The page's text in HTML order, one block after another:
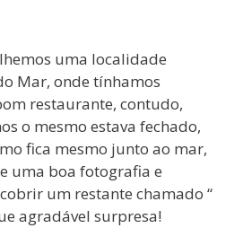
uma localidade
Mar, onde tínhamos
restaurante, contudo,
o mesmo estava fechado,
fica mesmo junto ao mar,
uma boa fotografia e
um restante chamado “
agradável surpresa!